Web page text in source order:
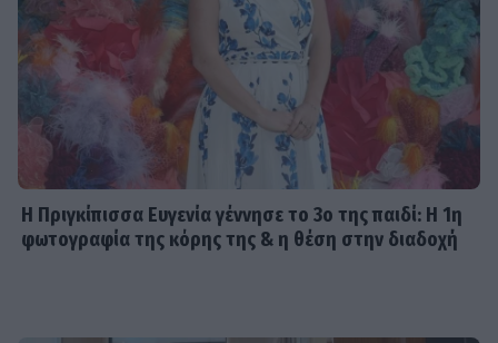
Η Πριγκίπισσα Ευγενία γέννησε το 3ο της παιδί: Η 1η
φωτογραφία της κόρης της & η θέση στην διαδοχή